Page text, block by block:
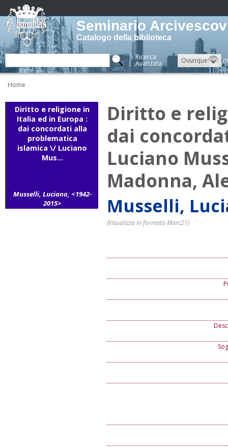
Seminario
Catalogo della biblioteca
Ricerca
Avanzata Ovunque
Home
Diritto e religione in
Italia ed in Europa :
dai concordati alla
problematica
islamica \/ Luciano
Mus...
Musselli, Luciano, <1942-
2015>
Diritto e
dai
Luciano
Madonna,
Musselli,
(Visualizza in formato Marc21)